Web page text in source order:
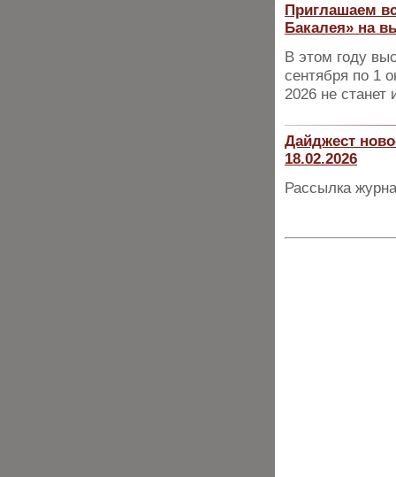
Приглашаем
Бакалея» на
В этом году
сентября по 1
2026 не
Дайджест
18.02.2026
Рассылка